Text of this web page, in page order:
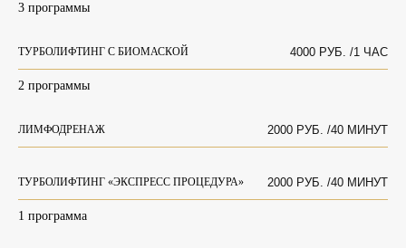
3 программы
ТУРБОЛИФТИНГ С БИОМАСКОЙ 4000 РУБ. /1 ЧАС
2 программы
ЛИМФОДРЕНАЖ 2000 РУБ. /40 МИНУТ
ТУРБОЛИФТИНГ «ЭКСПРЕСС ПРОЦЕДУРА» 2000 РУБ. /40 МИНУТ
1 программа